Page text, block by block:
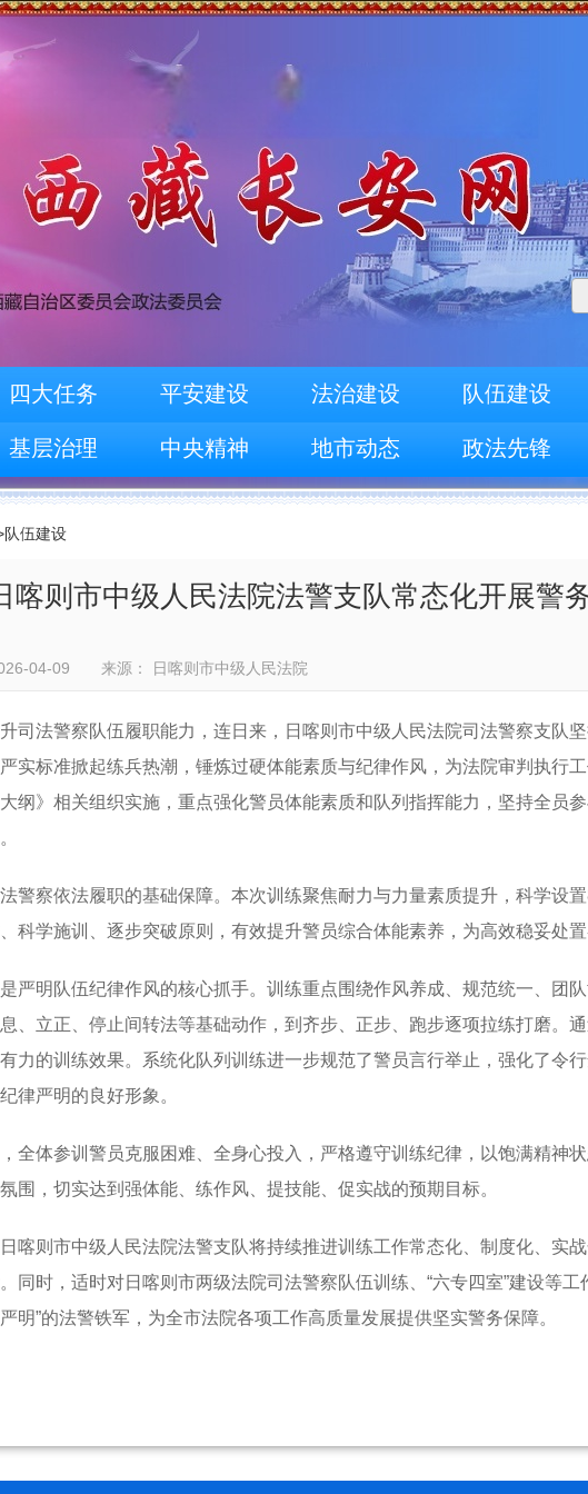
四大任务 平安建设 法治建设 队伍建设
基层治理 中央精神 地市动态 政法先锋
队伍建设
喀则市中级人民法院法警支队常态化开展警
04-09 来源： 日喀则市中级人民法院
司法警察队伍履职能力，连日来，日喀则市中级人民法院司法警察支队
实标准掀起练兵热潮，锤炼过硬体能素质与纪律作风，为法院审判执行
纲》相关组织实施，重点强化警员体能素质和队列指挥能力，坚持全员
警察依法履职的基础保障。本次训练聚焦耐力与力量素质提升，科学设
科学施训、逐步突破原则，有效提升警员综合体能素养，为高效稳妥处
严明队伍纪律作风的核心抓手。训练重点围绕作风养成、规范统一、团
、立正、停止间转法等基础动作，到齐步、正步、跑步逐项拉练打磨。
力的训练效果。系统化队列训练进一步规范了警员言行举止，强化了令
律严明的良好形象。
全体参训警员克服困难、全身心投入，严格遵守训练纪律，以饱满精神
围，切实达到强体能、练作风、提技能、促实战的预期目标。
喀则市中级人民法院法警支队将持续推进训练工作常态化、制度化、实
同时，适时对日喀则市两级法院司法警察队伍训练、“六专四室”建设等
明”的法警铁军，为全市法院各项工作高质量发展提供坚实警务保障。